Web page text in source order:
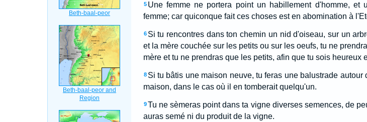
5 Une femme ne portera point un habillement d'homme, et
femme; car quiconque fait ces choses est en abomination à
6 Si tu rencontres dans ton chemin un nid d'oiseau, sur un
et la mère couchée sur les petits ou sur les oeufs, tu ne
mère et tu ne prendras que les petits, afin que tu sois heureux
8 Si tu bâtis une maison neuve, tu feras une balustrade
maison, dans le cas où il en tomberait quelqu'un.
9 Tu ne sèmeras point dans ta vigne diverses semences, de
auras semé ni du produit de la vigne.